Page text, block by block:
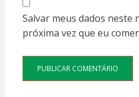
Salvar meus dados neste
próxima vez que eu